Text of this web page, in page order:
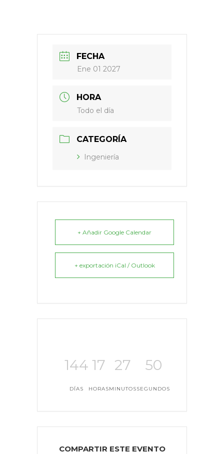
FECHA
Ene 01 2027
HORA
Todo el día
CATEGORÍA
Ingeniería
+ Añadir Google Calendar
+ exportación iCal / Outlook
144
DÍAS
17
HORAS
27
MINUTOS
50
SEGUNDOS
COMPARTIR ESTE EVENTO